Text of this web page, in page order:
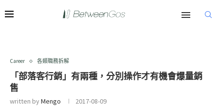
Career 各類職務拆解
「部落客行銷」有兩種，分別操作才有機會爆量銷
售
written byMengo 2017-08-09